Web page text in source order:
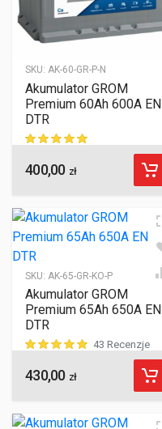
SKU: AK-60-GR-P-N
Akumulator GROM
Premium 60Ah 600A EN
DTR
ocen klientów
400,00 zł
SKU: AK-65-GR-KO-P
Akumulator GROM
Premium 65Ah 650A EN
DTR
ocen klientów
43 Recenzje
430,00 zł